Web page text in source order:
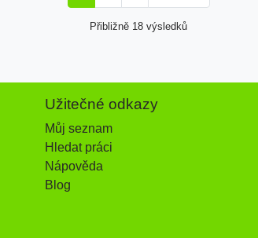
Přibližně 18 výsledků
Užitečné odkazy
Můj seznam
Hledat práci
Nápověda
Blog